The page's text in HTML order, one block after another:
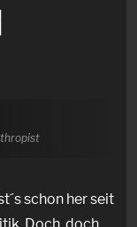
schon her seit
Doch, doch,